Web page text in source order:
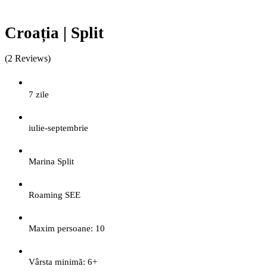
Croația | Split
(2 Reviews)
7 zile
iulie-septembrie
Marina Split
Roaming SEE
Maxim persoane: 10
Vârsta minimă: 6+